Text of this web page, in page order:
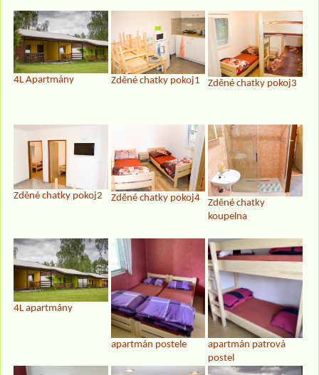
4L Apartmány Zděné chatky pokoj1 Zděné chatky pokoj3
Zděné chatky pokoj2 Zděné chatky pokoj4
Zděné chatky
koupelna
4L apartmány
apartmán postele
apartmán patrová
postel